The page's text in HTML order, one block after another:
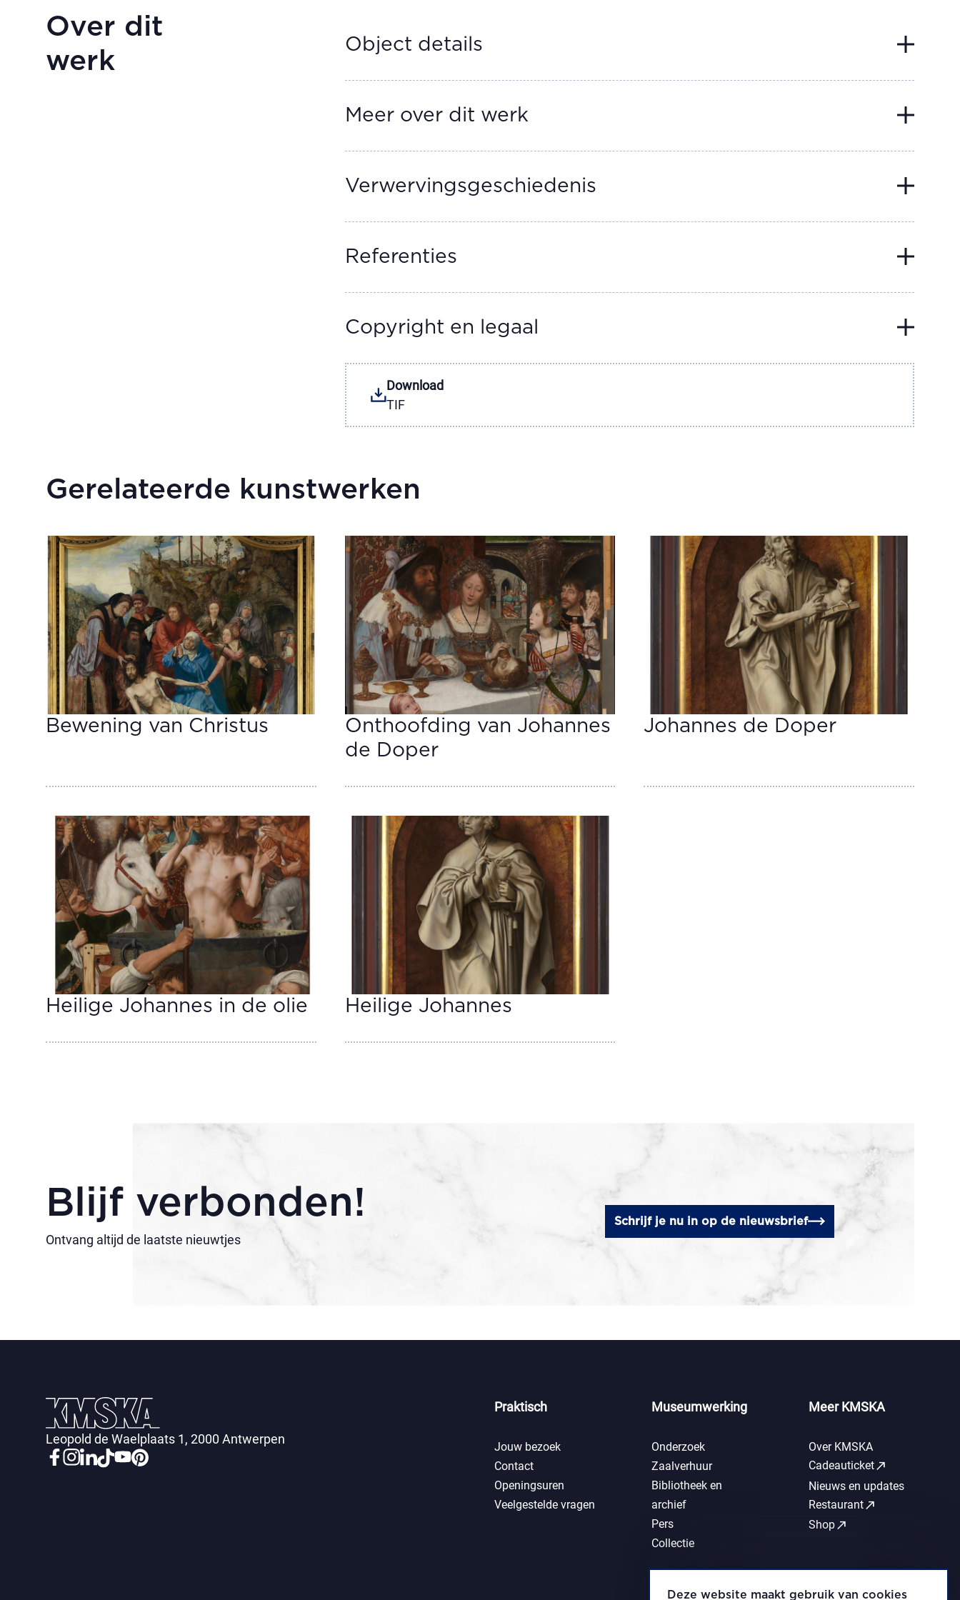
Deze website maakt gebruik van cookies
Over dit
werk
Object details
Meer over dit werk
Verwervingsgeschiedenis
Referenties
Copyright en legaal
Download
TIF
Gerelateerde kunstwerken
Bewening van Christus
Onthoofding van Johannes
de Doper
Johannes de Doper
Heilige Johannes in de olie Heilige Johannes
Blijf verbonden!
Ontvang altijd de laatste nieuwtjes
Schrijf je nu in op de nieuwsbrief
Leopold de Waelplaats 1, 2000 Antwerpen
Praktisch
Jouw bezoek
Contact
Openingsuren
Veelgestelde vragen
Museumwerking
Onderzoek
Zaalverhuur
Bibliotheek en
archief
Pers
Collectie
Meer KMSKA
Over KMSKA
Cadeauticketcall_made
Nieuws en updates
Restaurantcall_made
Shopcall_made